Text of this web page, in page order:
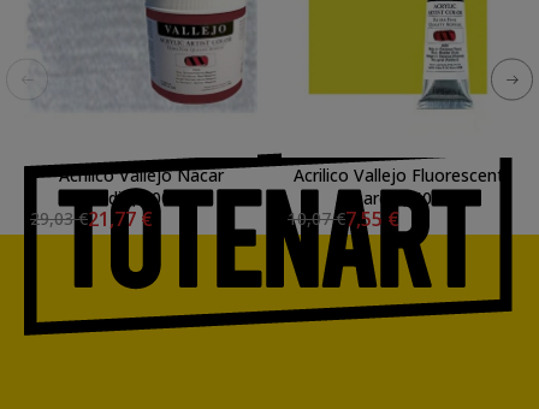
Acrilico Vallejo Nacar
Medio, 500 ml.
29,03 €21,77 €
Acrilico Vallejo Fluorescent
Amarelo, 60 ml.
10,07 €7,55 €